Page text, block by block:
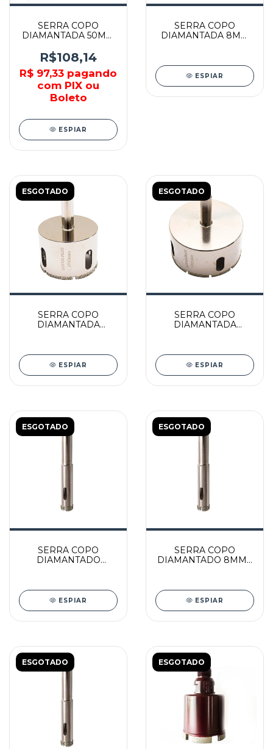
SERRA COPO
DIAMANTADA 50MM
DE050M -
STARRRETT
R$108,14
R$ 97,33 pagando
com PIX ou
Boleto
ESPIAR
SERRA COPO
DIAMANTADA 8MM
ESPIAR
ESGOTADO
SERRA COPO
DIAMANTADA
ESPIAR
ESGOTADO
SERRA COPO
DIAMANTADA
ESPIAR
ESGOTADO
SERRA COPO
DIAMANTADO
ESPIAR
ESGOTADO
SERRA COPO
DIAMANTADO 8MM -
ESPIAR
ESGOTADO ESGOTADO